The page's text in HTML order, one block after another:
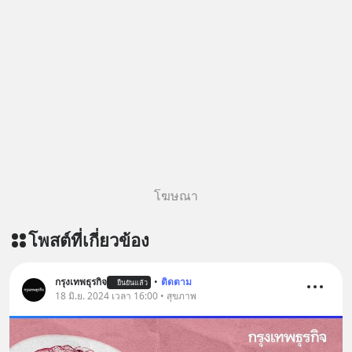
โฆษณา
โพสต์ที่เกี่ยวข้อง
กรุงเทพธุรกิจ ยืนยันแล้ว • ติดตาม
18 มิ.ย. 2024 เวลา 16:00 • สุขภาพ